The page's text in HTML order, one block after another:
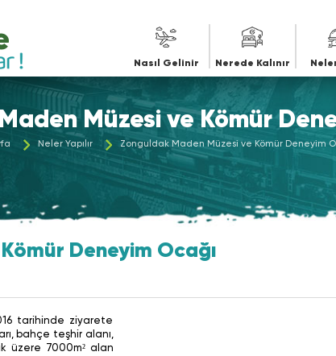
Nasıl Gelinir Nerede Kalınır
Müzesi ve Kömür
Neler Yapılır Zonguldak Maden Müzesi ve Kömür Deneyim
Deneyim Ocağı
tarihinde ziyarete
bahçe teşhir alanı,
üzere 7000m² alan